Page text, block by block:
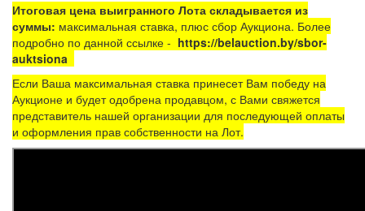
Итоговая цена выигранного Лота складывается из
суммы: максимальная ставка, плюс сбор Аукциона. Более
подробно по данной ссылке - https://belauction.by/sbor-
auktsiona
Если Ваша максимальная ставка принесет Вам победу на
Аукционе и будет одобрена продавцом, с Вами свяжется
представитель нашей организации для последующей оплаты
и оформления прав собственности на Лот.